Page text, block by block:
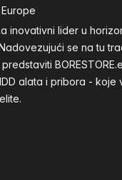
inovativni lider u
se na tu
alata i pribora - koje